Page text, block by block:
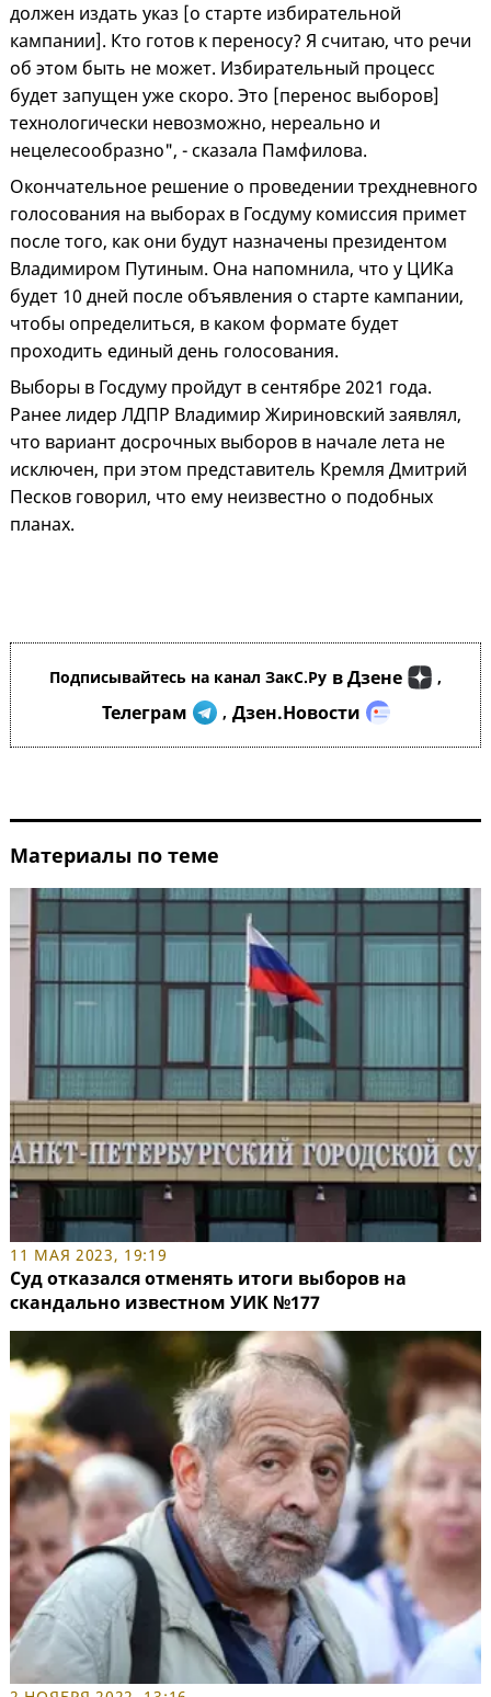
должен издать указ [о старте избирательной
кампании]. Кто готов к переносу? Я считаю, что речи
об этом быть не может. Избирательный процесс
будет запущен уже скоро. Это [перенос выборов]
технологически невозможно, нереально и
нецелесообразно", - сказала Памфилова.
Окончательное решение о проведении трехдневного
голосования на выборах в Госдуму комиссия примет
после того, как они будут назначены президентом
Владимиром Путиным. Она напомнила, что у ЦИКа
будет 10 дней после объявления о старте кампании,
чтобы определиться, в каком формате будет
проходить единый день голосования.
Выборы в Госдуму пройдут в сентябре 2021 года.
Ранее лидер ЛДПР Владимир Жириновский заявлял,
что вариант досрочных выборов в начале лета не
исключен, при этом представитель Кремля Дмитрий
Песков говорил, что ему неизвестно о подобных
планах.
Подписывайтесь на канал ЗакС.Ру в Дзене ,
Телеграм , Дзен.Новости
Материалы по теме
11 МАЯ 2023, 19:19
Суд отказался отменять итоги выборов на
скандально известном УИК №177